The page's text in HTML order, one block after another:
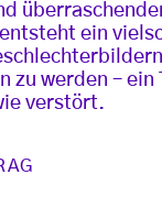
ein
zu werden –
verstört.